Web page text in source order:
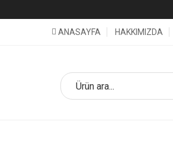
ANASAYFA HAKKIMIZDA